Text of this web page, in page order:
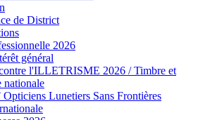
de District
2026
général
l'ILLETRISME 2026 / Timbre et
nationale
Lunetiers Sans Frontières